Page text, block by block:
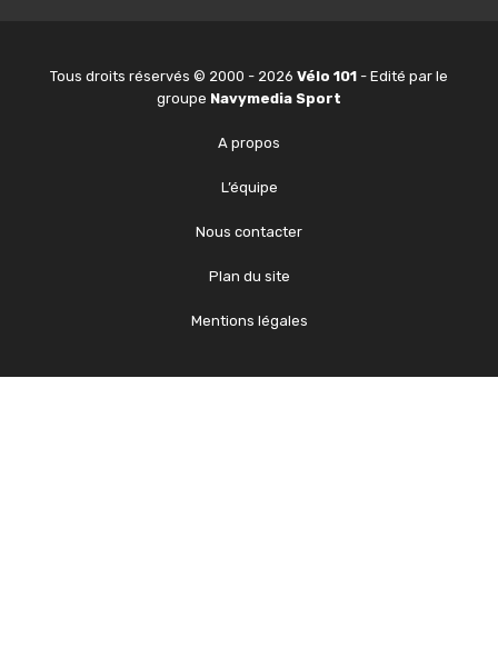
Tous droits réservés © 2000 - 2026 Vélo 101 - Edité par le
groupe Navymedia Sport
A propos
L’équipe
Nous contacter
Plan du site
Mentions légales